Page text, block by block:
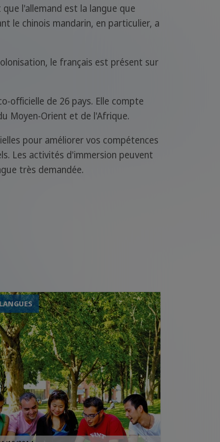
l'allemand est la langue que
le chinois mandarin, en particulier, a
le français est présent sur
officielle de 26 pays. Elle compte
Moyen-Orient et de l'Afrique.
pour améliorer vos compétences
Les activités d'immersion peuvent
très demandée.
LANGUES